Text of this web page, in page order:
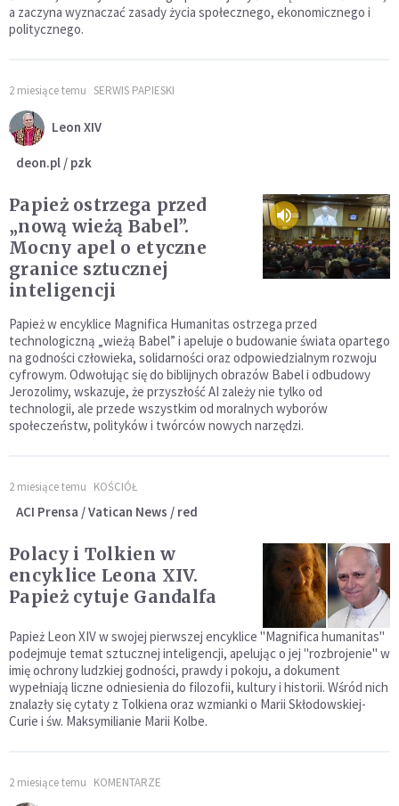
a zaczyna wyznaczać zasady życia społecznego, ekonomicznego i
politycznego.
2 miesiące temu SERWIS PAPIESKI
Leon XIV
deon.pl / pzk
Papież ostrzega przed
„nową wieżą Babel”.
Mocny apel o etyczne
granice sztucznej
inteligencji
Papież w encyklice Magnifica Humanitas ostrzega przed
technologiczną „wieżą Babel” i apeluje o budowanie świata opartego
na godności człowieka, solidarności oraz odpowiedzialnym rozwoju
cyfrowym. Odwołując się do biblijnych obrazów Babel i odbudowy
Jerozolimy, wskazuje, że przyszłość AI zależy nie tylko od
technologii, ale przede wszystkim od moralnych wyborów
społeczeństw, polityków i twórców nowych narzędzi.
2 miesiące temu KOŚCIÓŁ
ACI Prensa / Vatican News / red
Polacy i Tolkien w
encyklice Leona XIV.
Papież cytuje Gandalfa
Papież Leon XIV w swojej pierwszej encyklice "Magnifica humanitas"
podejmuje temat sztucznej inteligencji, apelując o jej "rozbrojenie" w
imię ochrony ludzkiej godności, prawdy i pokoju, a dokument
wypełniają liczne odniesienia do filozofii, kultury i historii. Wśród nich
znalazły się cytaty z Tolkiena oraz wzmianki o Marii Skłodowskiej-
Curie i św. Maksymilianie Marii Kolbe.
2 miesiące temu KOMENTARZE